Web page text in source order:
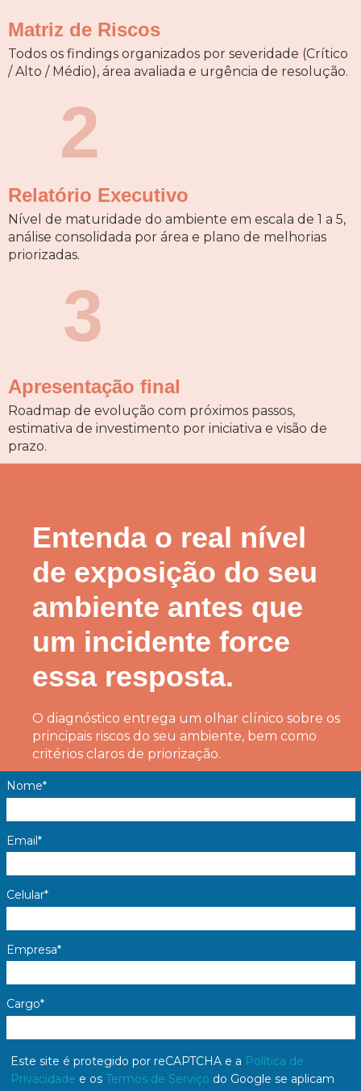
Matriz de Riscos
Todos os findings organizados por severidade (Crítico
/ Alto / Médio), área avaliada e urgência de resolução.
2
Relatório Executivo
Nível de maturidade do ambiente em escala de 1 a 5,
análise consolidada por área e plano de melhorias
priorizadas.
3
Apresentação final
Roadmap de evolução com próximos passos,
estimativa de investimento por iniciativa e visão de
prazo.
Entenda o real nível
de exposição do seu
ambiente antes que
um incidente force
essa resposta.
O diagnóstico entrega um olhar clínico sobre os
principais riscos do seu ambiente, bem como
critérios claros de priorização.
Nome*
Email*
Celular*
Empresa*
Cargo*
Este site é protegido por reCAPTCHA e a Política de
Privacidade e os Termos de Serviço do Google se aplicam